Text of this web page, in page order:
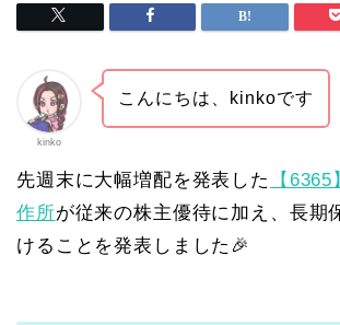
kinko
こんにちは、kinkoです
先週末に大幅増配を発表した
【
作所が従来の株主優待に加え、長期
けることを発表しました🎉